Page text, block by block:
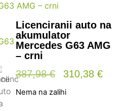
AMG – crni
Licenciranii auto na
akumulator
Mercedes G63 AMG
– crni
387,98€ 310,38 €
Nema na zalihi